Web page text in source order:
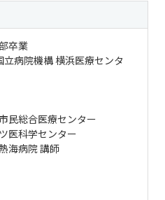
卒業
病院機構 横浜医療センタ
民総合医療センター
医科学センター
海病院 講師